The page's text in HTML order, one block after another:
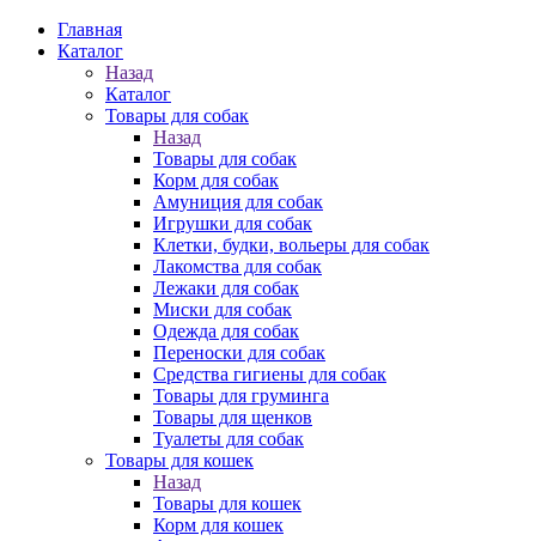
Главная
Каталог
Назад
Каталог
Товары для собак
Назад
Товары для собак
Корм для собак
Амуниция для собак
Игрушки для собак
Клетки, будки, вольеры для собак
Лакомства для собак
Лежаки для собак
Миски для собак
Одежда для собак
Переноски для собак
Средства гигиены для собак
Товары для груминга
Товары для щенков
Туалеты для собак
Товары для кошек
Назад
Товары для кошек
Корм для кошек